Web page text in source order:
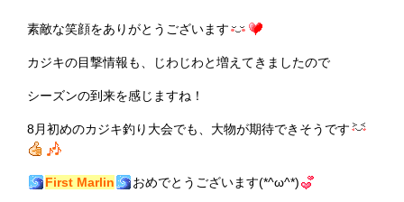
素敵な笑顔をありがとうございます
カジキの目撃情報も、じわじわと増えてきましたので
シーズンの到来を感じますね！
8月初めのカジキ釣り大会でも、大物が期待できそうです
First Marlin おめでとうございます(*^ω^*)